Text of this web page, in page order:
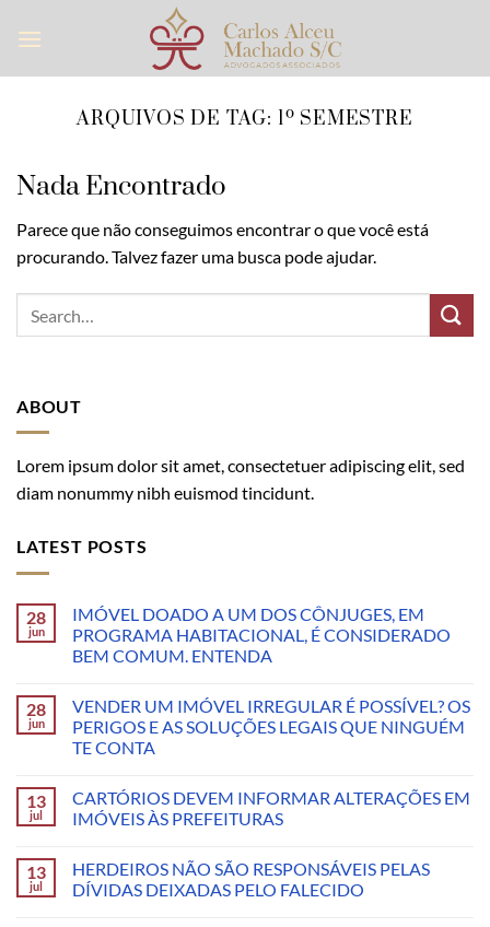
ARQUIVOS DE TAG: 1º SEMESTRE
Nada Encontrado
Parece que não conseguimos encontrar o que você está
procurando. Talvez fazer uma busca pode ajudar.
ABOUT
Lorem ipsum dolor sit amet, consectetuer adipiscing elit, sed
diam nonummy nibh euismod tincidunt.
LATEST POSTS
28
jun
IMÓVEL DOADO A UM DOS CÔNJUGES, EM
PROGRAMA HABITACIONAL, É CONSIDERADO
BEM COMUM. ENTENDA
28
jun
VENDER UM IMÓVEL IRREGULAR É POSSÍVEL? OS
PERIGOS E AS SOLUÇÕES LEGAIS QUE NINGUÉM
TE CONTA
13
jul
CARTÓRIOS DEVEM INFORMAR ALTERAÇÕES EM
IMÓVEIS ÀS PREFEITURAS
13
jul
HERDEIROS NÃO SÃO RESPONSÁVEIS PELAS
DÍVIDAS DEIXADAS PELO FALECIDO